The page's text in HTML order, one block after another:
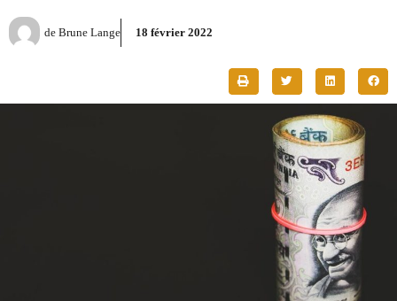
de Brune Lange 18 février 2022